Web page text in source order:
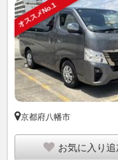
オススメNo.1
京都府八幡市
お気に入り追